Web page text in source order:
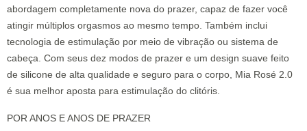
abordagem completamente nova do prazer, capaz de fazer você
atingir múltiplos orgasmos ao mesmo tempo. Também inclui
tecnologia de estimulação por meio de vibração ou sistema de
cabeça. Com seus dez modos de prazer e um design suave feito
de silicone de alta qualidade e seguro para o corpo, Mia Rosé 2.0
é sua melhor aposta para estimulação do clitóris.
POR ANOS E ANOS DE PRAZER